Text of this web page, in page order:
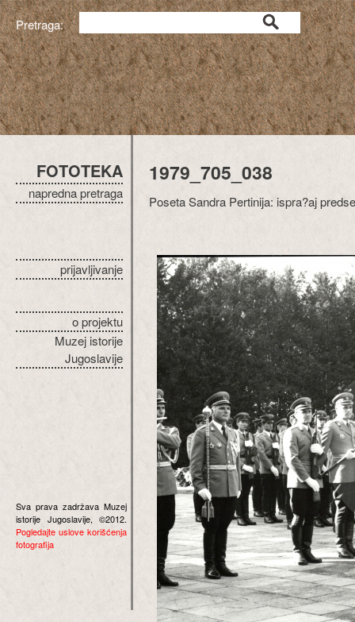
Pretraga:
FOTOTEKA
napredna pretraga
prijavljivanje
o projektu
Muzej istorije
Jugoslavije
Sva prava zadržava Muzej
istorije Jugoslavije, ©2012.
Pogledajte uslove korišćenja
fotografija
1979_705_038
Poseta Sandra Pertinija: ispra?aj